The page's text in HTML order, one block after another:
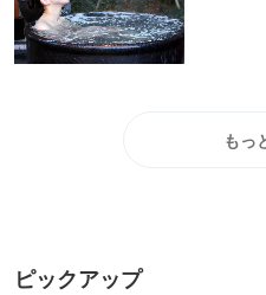
もっ
ピックアップ